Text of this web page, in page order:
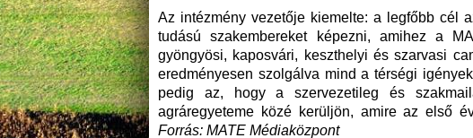
Az intézmény vezetője kiemelte: a legfőbb cél
tudású szakembereket képezni, amihez a
gyöngyösi, kaposvári, keszthelyi és szarvasi
eredményesen szolgálva mind a térségi
pedig az, hogy a szervezetileg és
agráregyeteme közé kerüljön, amire az első
Forrás: MATE Médiaközpont